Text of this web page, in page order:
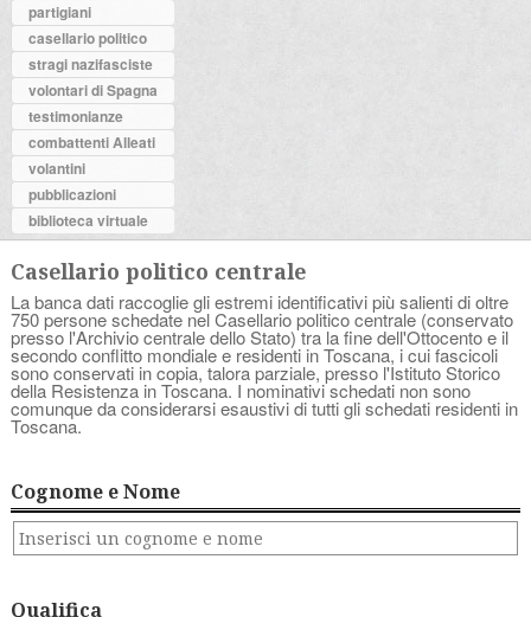
partigiani
casellario politico
stragi nazifasciste
volontari di Spagna
testimonianze
combattenti Alleati
volantini
pubblicazioni
biblioteca virtuale
Casellario politico centrale
La banca dati raccoglie gli estremi identificativi più salienti di oltre
750 persone schedate nel Casellario politico centrale (conservato
presso l'Archivio centrale dello Stato) tra la fine dell'Ottocento e il
secondo conflitto mondiale e residenti in Toscana, i cui fascicoli
sono conservati in copia, talora parziale, presso l'Istituto Storico
della Resistenza in Toscana. I nominativi schedati non sono
comunque da considerarsi esaustivi di tutti gli schedati residenti in
Toscana.
Cognome e Nome
Qualifica